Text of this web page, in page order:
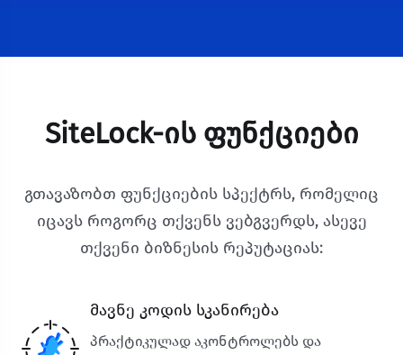
SiteLock-Ის Ფუნქციები
გთავაზობთ ფუნქციების სპექტრს, რომელიც
იცავს როგორც თქვენს ვებგვერდს, ასევე
თქვენი ბიზნესის რეპუტაციას:
მავნე კოდის სკანირება
პრაქტიკულად აკონტროლებს და